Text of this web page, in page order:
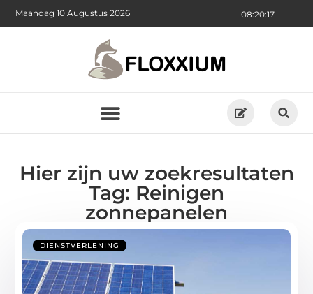
08:20:18
Maandag 10 Augustus 2026
Hier zijn uw zoekresultaten
Tag: Reinigen
zonnepanelen
DIENSTVERLENING